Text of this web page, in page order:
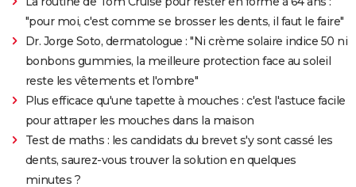
"pour moi, c'est comme se brosser les dents, il faut le faire"
Dr. Jorge Soto, dermatologue : "Ni crème solaire indice 50 ni
bonbons gummies, la meilleure protection face au soleil
reste les vêtements et l'ombre"
Plus efficace qu'une tapette à mouches : c'est l'astuce facile
pour attraper les mouches dans la maison
Test de maths : les candidats du brevet s'y sont cassé les
dents, saurez-vous trouver la solution en quelques
minutes ?